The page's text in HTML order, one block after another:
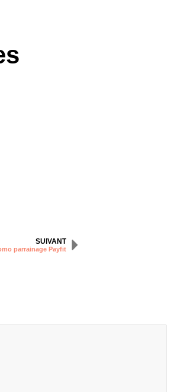
SUIVANT
parrainage Payfit